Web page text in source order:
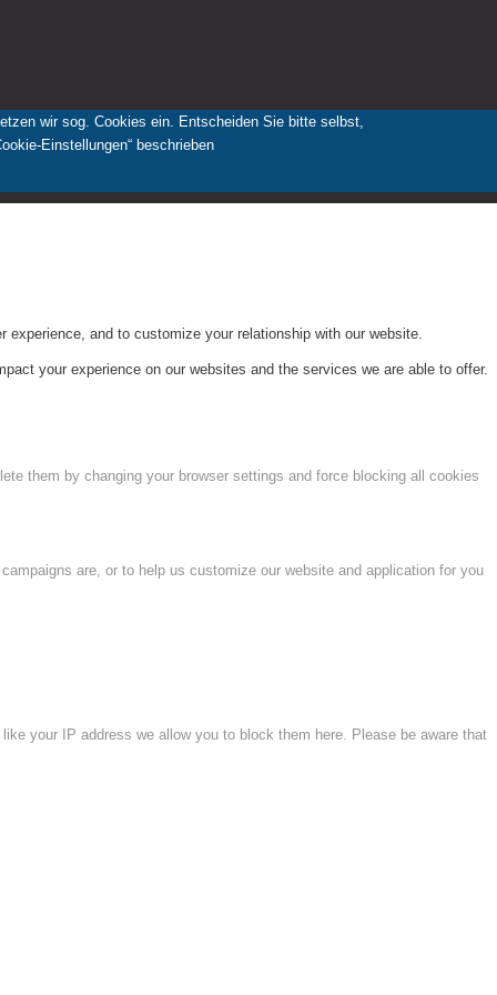
wir sog. Cookies ein. Entscheiden Sie bitte selbst,
Einstellungen“ beschrieben
and to customize your relationship with our website.
your experience on our websites and the services we are able to offer.
them by changing your browser settings and force blocking all cookies
are, or to help us customize our website and application for you
your IP address we allow you to block them here. Please be aware that